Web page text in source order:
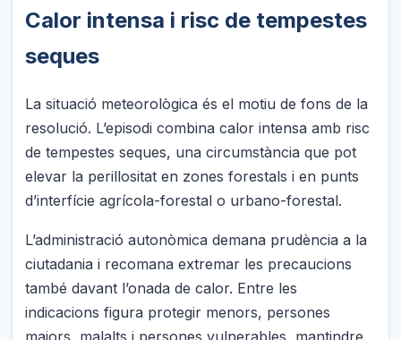
Calor intensa i risc de tempestes
seques
La situació meteorològica és el motiu de fons de la
resolució. L’episodi combina calor intensa amb risc
de tempestes seques, una circumstància que pot
elevar la perillositat en zones forestals i en punts
d’interfície agrícola-forestal o urbano-forestal.
L’administració autonòmica demana prudència a la
ciutadania i recomana extremar les precaucions
també davant l’onada de calor. Entre les
indicacions figura protegir menors, persones